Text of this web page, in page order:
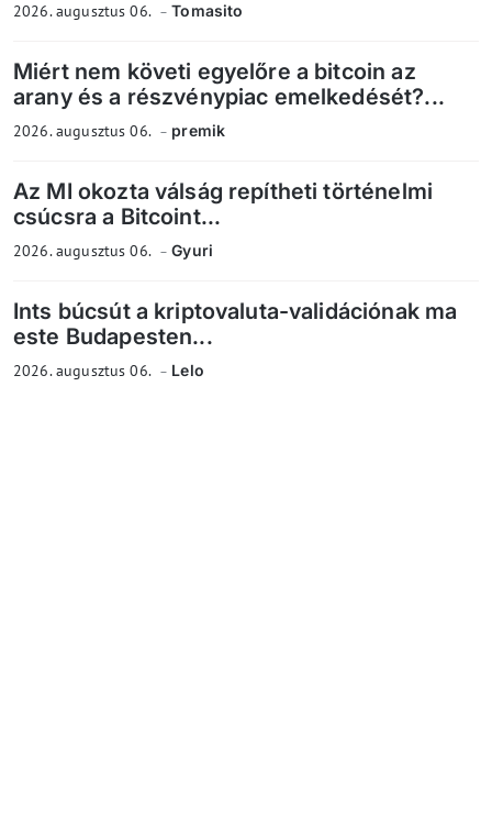
2026. augusztus 06. Tomasito
Miért nem követi egyelőre a bitcoin az
arany és a részvénypiac emelkedését?...
2026. augusztus 06. premik
Az MI okozta válság repítheti történelmi
csúcsra a Bitcoint...
2026. augusztus 06. Gyuri
Ints búcsút a kriptovaluta-validációnak ma
este Budapesten...
2026. augusztus 06. Lelo